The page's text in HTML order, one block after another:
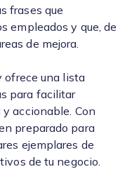
frases que
empleados y que, de
de mejora.
ofrece una lista
para facilitar
accionable. Con
preparado para
ejemplares de
de tu negocio.